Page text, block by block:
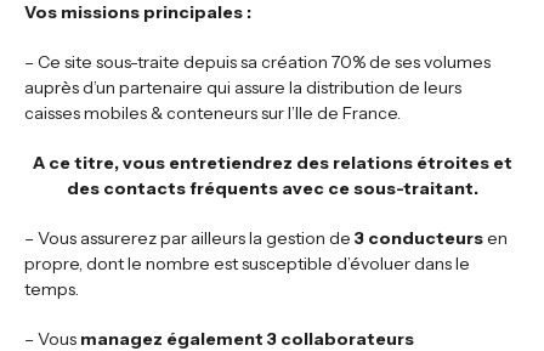
Vos missions principales :
– Ce site sous-traite depuis sa création 70% de ses volumes
auprès d’un partenaire qui assure la distribution de leurs
caisses mobiles & conteneurs sur l’Ile de France.
A ce titre, vous entretiendrez des relations étroites et
des contacts fréquents avec ce sous-traitant.
– Vous assurerez par ailleurs la gestion de 3 conducteursen
propre, dont le nombre est susceptible d’évoluer dans le
temps.
– Vous managez également 3 collaborateurs